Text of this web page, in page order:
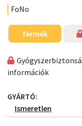
FoNo
Termék
információk
GYÁRTÓ:
Ismeretlen